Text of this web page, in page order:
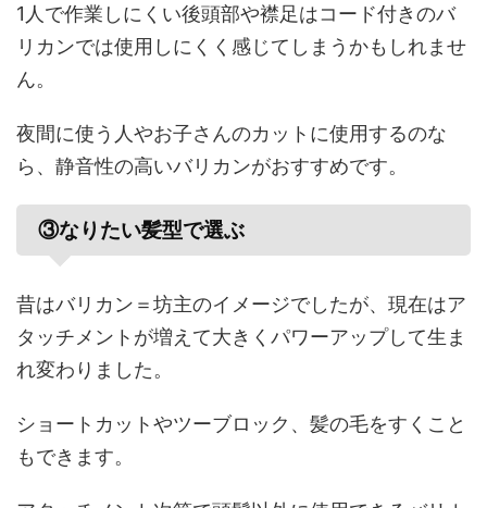
1人で作業しにくい後頭部や襟足はコード付きのバ
リカンでは使用しにくく感じてしまうかもしれませ
ん。
夜間に使う人やお子さんのカットに使用するのな
ら、静音性の高いバリカンがおすすめです。
③なりたい髪型で選ぶ
昔はバリカン＝坊主のイメージでしたが、現在はア
タッチメントが増えて大きくパワーアップして生ま
れ変わりました。
ショートカットやツーブロック、髪の毛をすくこと
もできます。